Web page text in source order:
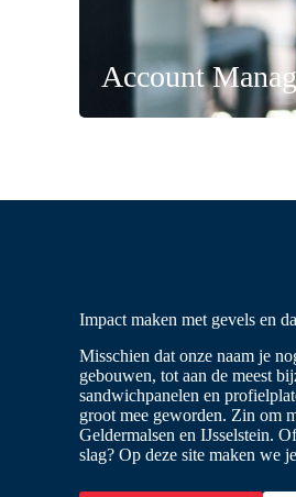
Impact maken met gevels en
Misschien dat onze naam je
gebouwen, tot aan de meest
sandwichpanelen en
groot mee geworden. Zin om
Geldermalsen en IJsselstein.
slag? Op deze site maken we